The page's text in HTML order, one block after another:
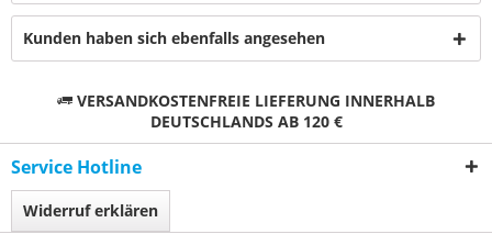
Kunden haben sich ebenfalls angesehen
VERSANDKOSTENFREIE LIEFERUNG INNERHALB
DEUTSCHLANDS AB 120 €
Service Hotline
Widerruf erklären